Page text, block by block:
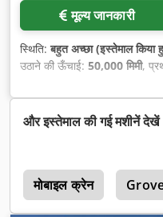
मूल्य जानकारी
स्थिति:बहुत अच्छा (इस्तेमाल किया
उठाने की ऊँचाई: 50,000 मिमी,
और इस्तेमाल की गई मशीनें देखें
मोबाइल क्रेन